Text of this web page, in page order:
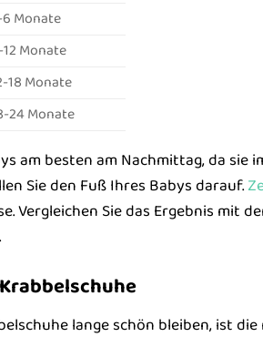
Monate
Monate
18 Monate
24 Monate
am besten am Nachmittag, da sie
Sie den Fuß Ihres Babys darauf.
Vergleichen Sie das Ergebnis mit
lange schön bleiben, ist